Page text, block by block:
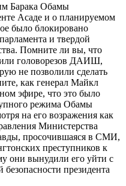
Барака Обамы
Асаде и о планируемом
было блокировано
и твердой
Помните ли вы, что
головорезов ДАИШ,
не позволили сделать
как генерал Майкл
эфире, что это было
режима Обамы
на его возражения как
Министерства
просочившаяся в СМИ,
преступников к
они вынудили его уйти с
президента